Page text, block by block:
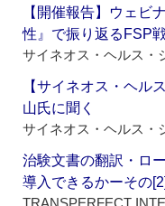
【開催報告】ウェビ
性』で振り返るFSP
サイネオス・ヘルス・
【サイネオス・ヘ
山氏に聞く
サイネオス・ヘルス・
治験文書の翻訳・ロ
導入できるかーその[2]